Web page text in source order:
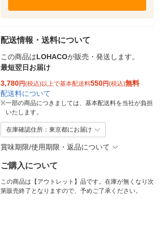
配送情報・送料について
この商品はLOHACOが販売・発送します。
最短翌日お届け
3,780円(税込)以上で基本配送料550円(税込)無料
配送料について
※一部の商品につきましては、基本配送料を当社が負担
いたします。
在庫確認住所：東京都にお届け
賞味期限/使用期限・返品について
ご購入について
この商品は【アウトレット】品です。在庫が無くなり次
第販売終了となりますので、予めご了承ください。